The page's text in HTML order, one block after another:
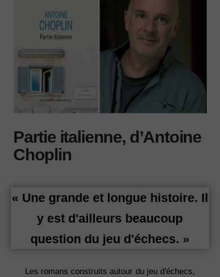
Partie italienne, d’Antoine
Choplin
« Une grande et longue histoire. Il
y est d'ailleurs beaucoup
question du jeu d'échecs. »
Les romans construits autour du jeu d'échecs,